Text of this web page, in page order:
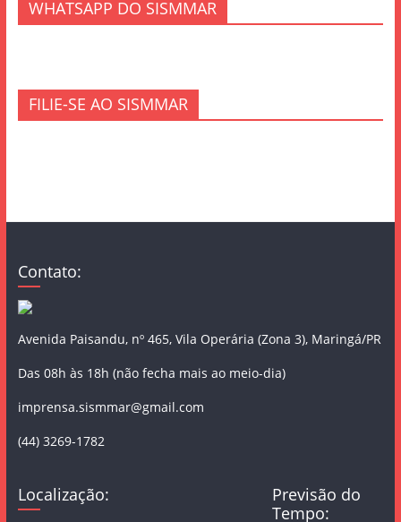
WHATSAPP DO SISMMAR
FILIE-SE AO SISMMAR
Contato:
Avenida Paisandu, nº 465, Vila Operária (Zona 3), Maringá/PR
Das 08h às 18h (não fecha mais ao meio-dia)
imprensa.sismmar@gmail.com
(44) 3269-1782
Localização:
Previsão do
Tempo: